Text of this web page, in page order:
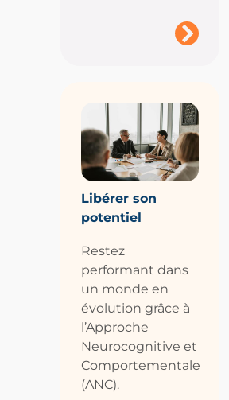
Libérer son
potentiel
Restez
performant dans
un monde en
évolution grâce à
l’Approche
Neurocognitive et
Comportementale
(ANC).